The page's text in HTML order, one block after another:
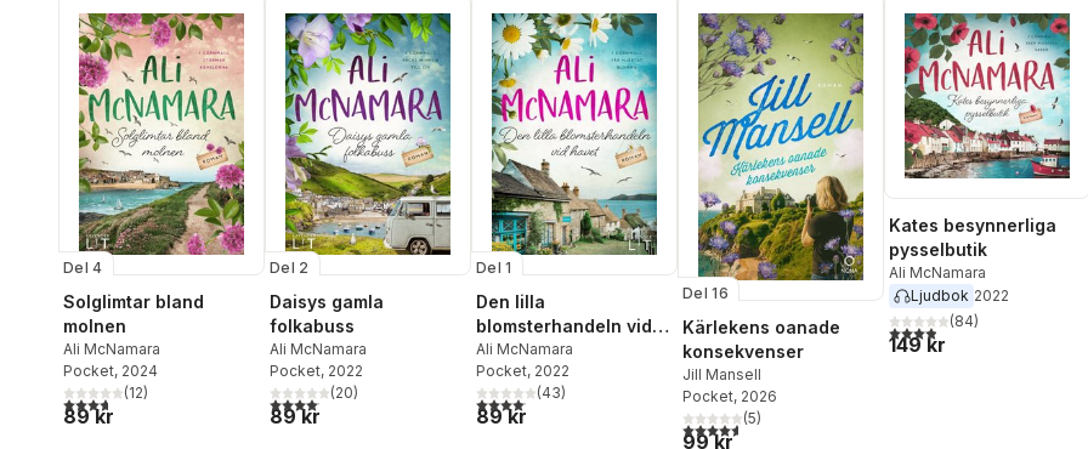
Del 4
Solglimtar bland
molnen
Ali McNamara
Pocket, 2024
3,7utav 5 stjärnor. Totalt antal röster:
(12)
89 kr
Del 2
Daisys gamla
folkabuss
Ali McNamara
Pocket, 2022
4,1utav 5 stjärnor. Totalt antal röster:
(20)
89 kr
Del 1
Den lilla
blomsterhandeln vid
havet
Ali McNamara
Pocket, 2022
4,1utav 5 stjärnor. Totalt antal röster:
(43)
89 kr
Del 16
Kärlekens oanade
konsekvenser
Jill Mansell
Pocket, 2026
4,6utav 5 stjärnor. Totalt antal röster:
(5)
99 kr
Kates besynnerliga
pysselbutik
Ali McNamara
Ljudbok 2022
3,9utav 5 stjärnor. Totalt
(84)
149 kr